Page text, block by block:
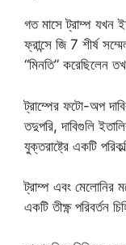
গত মাসে ট্রাম্প যখন
ফ্রান্সে জি 7 শীর্ষ
“মিনতি” করেছিলেন
ট্রাম্পের ফটো-অপ
তদুপরি, দাবিগুলি
যুক্তরাষ্ট্রে একটি
ট্রাম্প এবং মেলোনির
একটি তীক্ষ্ণ পরিবর্তন